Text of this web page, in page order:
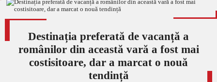
Destinația preferată de vacanță a
românilor din această vară a fost mai
costisitoare, dar a marcat o nouă
tendință